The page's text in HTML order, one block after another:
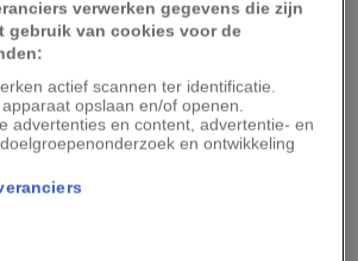
werd gepubliceerd.
van links naar rechts een
schrift van zo’n 25 tot 30
alinea’s is verdeeld en wordt
gedetailleerde afbeeldingen. De
verwerken gegevens die zijn
gebruik van cookies voor de
actief scannen ter identificatie.
opslaan en/of openen.
advertenties en content, advertentie- en
en ontwikkeling